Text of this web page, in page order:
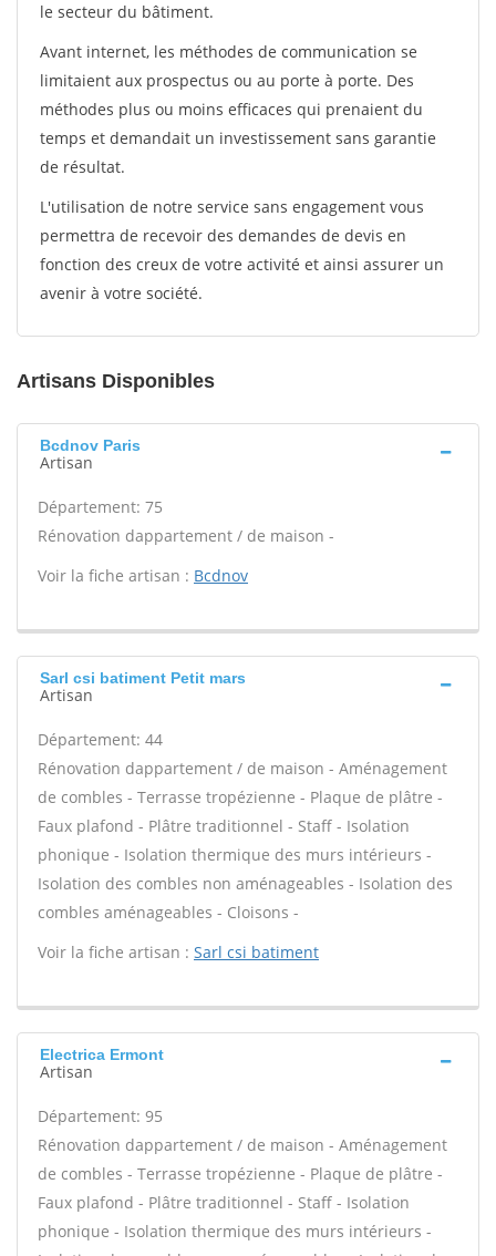
le secteur du bâtiment.
Avant internet, les méthodes de communication se
limitaient aux prospectus ou au porte à porte. Des
méthodes plus ou moins efficaces qui prenaient du
temps et demandait un investissement sans garantie
de résultat.
L'utilisation de notre service sans engagement vous
permettra de recevoir des demandes de devis en
fonction des creux de votre activité et ainsi assurer un
avenir à votre société.
Artisans Disponibles
Bcdnov Paris
Artisan
Département: 75
Rénovation dappartement / de maison -
Voir la fiche artisan : Bcdnov
Sarl csi batiment Petit mars
Artisan
Département: 44
Rénovation dappartement / de maison - Aménagement
de combles - Terrasse tropézienne - Plaque de plâtre -
Faux plafond - Plâtre traditionnel - Staff - Isolation
phonique - Isolation thermique des murs intérieurs -
Isolation des combles non aménageables - Isolation des
combles aménageables - Cloisons -
Voir la fiche artisan : Sarl csi batiment
Electrica Ermont
Artisan
Département: 95
Rénovation dappartement / de maison - Aménagement
de combles - Terrasse tropézienne - Plaque de plâtre -
Faux plafond - Plâtre traditionnel - Staff - Isolation
phonique - Isolation thermique des murs intérieurs -